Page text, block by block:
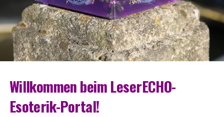
Will­kom­men beim LeserECHO-
Esoterik-Portal!